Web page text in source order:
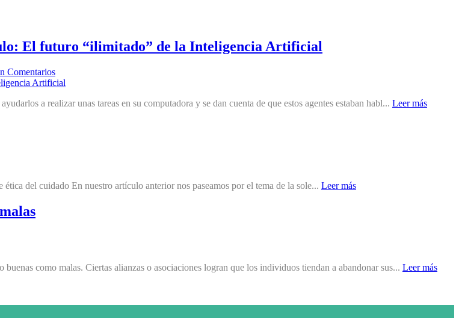
El futuro “ilimitado” de la Inteligencia Artificial
Comentarios
a realizar unas tareas en su computadora y se dan cuenta de que estos agentes estaban habl... Leer más
En nuestro artículo anterior nos paseamos por el tema de la sole... Leer más
como malas. Ciertas alianzas o asociaciones logran que los individuos tiendan a abandonar sus... Leer más